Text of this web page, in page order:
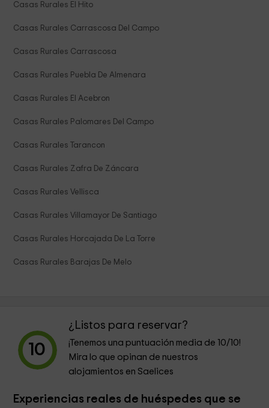
Casas Rurales El Hito
Casas Rurales Carrascosa Del Campo
Casas Rurales Carrascosa
Casas Rurales Puebla De Almenara
Casas Rurales El Acebron
Casas Rurales Palomares Del Campo
Casas Rurales Tarancon
Casas Rurales Zafra De Záncara
Casas Rurales Vellisca
Casas Rurales Villamayor De Santiago
Casas Rurales Horcajada De La Torre
Casas Rurales Barajas De Melo
10
¿Listos para reservar?
¡Tenemos una puntuación media de 10/10!
Mira lo que opinan de nuestros
alojamientos en Saelices
Experiencias reales de huéspedes que se